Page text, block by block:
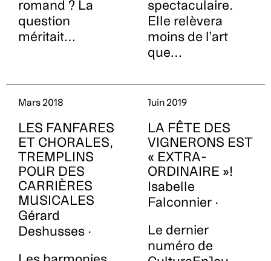
romand ? La
question
méritait…
spectaculaire.
Elle relèvera
moins de l’art
que…
Mars 2018
LES FANFARES
ET CHORALES,
TREMPLINS
POUR DES
CARRIÈRES
MUSICALES
Gérard
Deshusses ·
Juin 2019
LA FÊTE DES
VIGNERONS EST
« EXTRA-
ORDINAIRE »!
Isabelle
Falconnier ·
Le dernier
numéro de